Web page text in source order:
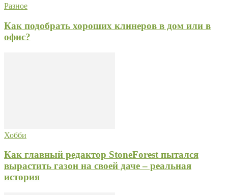
Разное
Как подобрать хороших клинеров в дом или в
офис?
Хобби
Как главный редактор StoneForest пытался
вырастить газон на своей даче – реальная
история